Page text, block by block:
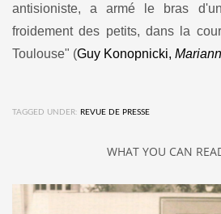
antisioniste, a armé le bras
froidement des petits, dans la
Toulouse" (Guy Konopnicki,
TAGGED UNDER: REVUE DE PRESSE
WHAT YOU CAN